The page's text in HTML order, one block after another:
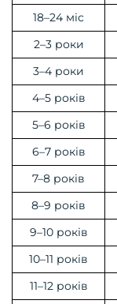
18–24 міс
2–3 роки
3–4 роки
4–5 років
5–6 років
6–7 років
7–8 років
8–9 років
9–10 років
10–11 років
11–12 років